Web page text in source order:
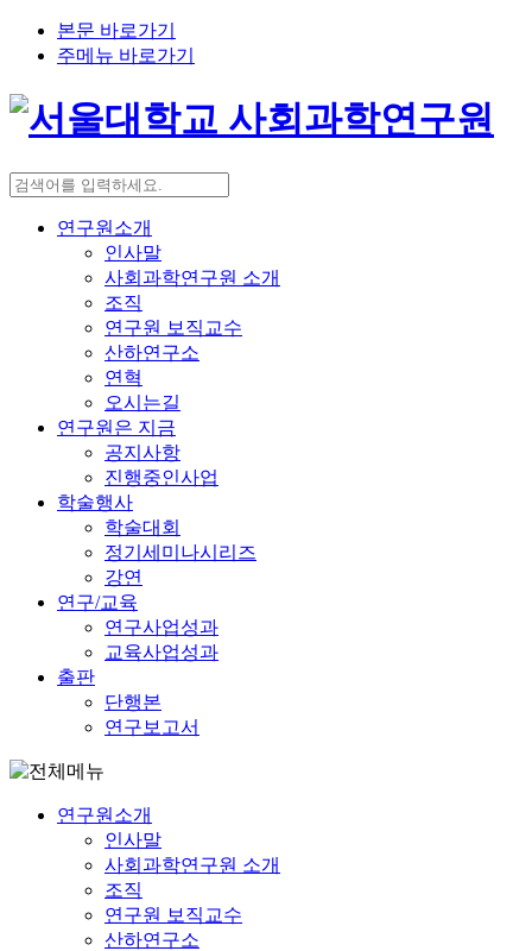
본문 바로가기
주메뉴 바로가기
연구원소개
인사말
사회과학연구원 소개
조직
연구원 보직교수
산하연구소
연혁
오시는길
연구원은 지금
공지사항
진행중인사업
학술행사
학술대회
정기세미나시리즈
강연
연구/교육
연구사업성과
교육사업성과
출판
단행본
연구보고서
연구원소개
인사말
사회과학연구원 소개
조직
연구원 보직교수
산하연구소